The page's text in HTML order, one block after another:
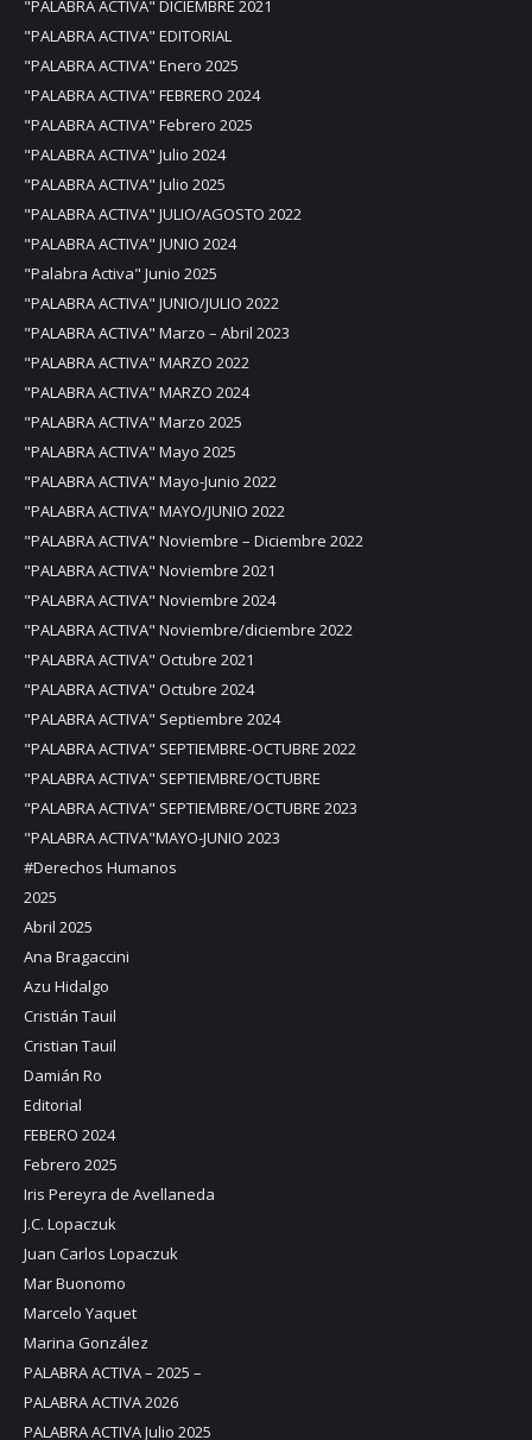
"PALABRA ACTIVA" DICIEMBRE 2021
"PALABRA ACTIVA" EDITORIAL
"PALABRA ACTIVA" Enero 2025
"PALABRA ACTIVA" FEBRERO 2024
"PALABRA ACTIVA" Febrero 2025
"PALABRA ACTIVA" Julio 2024
"PALABRA ACTIVA" Julio 2025
"PALABRA ACTIVA" JULIO/AGOSTO 2022
"PALABRA ACTIVA" JUNIO 2024
"Palabra Activa" Junio 2025
"PALABRA ACTIVA" JUNIO/JULIO 2022
"PALABRA ACTIVA" Marzo – Abril 2023
"PALABRA ACTIVA" MARZO 2022
"PALABRA ACTIVA" MARZO 2024
"PALABRA ACTIVA" Marzo 2025
"PALABRA ACTIVA" Mayo 2025
"PALABRA ACTIVA" Mayo-Junio 2022
"PALABRA ACTIVA" MAYO/JUNIO 2022
"PALABRA ACTIVA" Noviembre – Diciembre 2022
"PALABRA ACTIVA" Noviembre 2021
"PALABRA ACTIVA" Noviembre 2024
"PALABRA ACTIVA" Noviembre/diciembre 2022
"PALABRA ACTIVA" Octubre 2021
"PALABRA ACTIVA" Octubre 2024
"PALABRA ACTIVA" Septiembre 2024
"PALABRA ACTIVA" SEPTIEMBRE-OCTUBRE 2022
"PALABRA ACTIVA" SEPTIEMBRE/OCTUBRE
"PALABRA ACTIVA" SEPTIEMBRE/OCTUBRE 2023
"PALABRA ACTIVA"MAYO-JUNIO 2023
#Derechos Humanos
2025
Abril 2025
Ana Bragaccini
Azu Hidalgo
Cristián Tauil
Cristian Tauil
Damián Ro
Editorial
FEBERO 2024
Febrero 2025
Iris Pereyra de Avellaneda
J.C. Lopaczuk
Juan Carlos Lopaczuk
Mar Buonomo
Marcelo Yaquet
Marina González
PALABRA ACTIVA – 2025 –
PALABRA ACTIVA 2026
PALABRA ACTIVA Julio 2025